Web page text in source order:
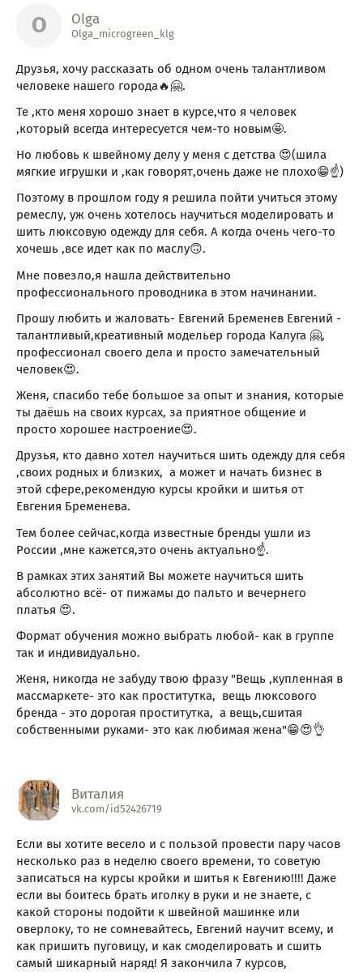
O Olga
Olga_microgreen_klg
Друзья, хочу рассказать об одном очень талантливом
человеке нашего города🔥🤗.
Те ,кто меня хорошо знает в курсе,что я человек
,который всегда интересуется чем-то новым🤩.
Но любовь к швейному делу у меня с детства 😍(шила
мягкие игрушки и ,как говорят,очень даже не плохо😁☝️)
Поэтому в прошлом году я решила пойти учиться этому
ремеслу, уж очень хотелось научиться моделировать и
шить люксовую одежду для себя. А когда очень чего-то
хочешь ,все идет как по маслу🙃.
Мне повезло,я нашла действительно
профессионального проводника в этом начинании.
Прошу любить и жаловать- Евгений Бременев Евгений -
талантливый,креативный модельер города Калуга 🤗,
профессионал своего дела и просто замечательный
человек😍.
Женя, спасибо тебе большое за опыт и знания, которые
ты даёшь на своих курсах, за приятное общение и
просто хорошее настроение😍.
Друзья, кто давно хотел научиться шить одежду для себя
,своих родных и близких, а может и начать бизнес в
этой сфере,рекомендую курсы кройки и шитья от
Евгения Бременева.
Тем более сейчас,когда известные бренды ушли из
России ,мне кажется,это очень актуально☝️.
В рамках этих занятий Вы можете научиться шить
абсолютно всё- от пижамы до пальто и вечернего
платья 😍.
Формат обучения можно выбрать любой- как в группе
так и индивидуально.
Женя, никогда не забуду твою фразу "Вещь ,купленная в
массмаркете- это как проститутка, вещь люксового
бренда - это дорогая проститутка, а вещь,сшитая
собственными руками- это как любимая жена"😁😍👌
Виталия
vk.com/id52426719
Если вы хотите весело и с пользой провести пару часов
несколько раз в неделю своего времени, то советую
записаться на курсы кройки и шитья к Евгению!!!! Даже
если вы боитесь брать иголку в руки и не знаете, с
какой стороны подойти к швейной машинке или
оверлоку, то не сомневайтесь, Евгений научит всему, и
как пришить пуговицу, и как смоделировать и сшить
самый шикарный наряд! Я закончила 7 курсов,